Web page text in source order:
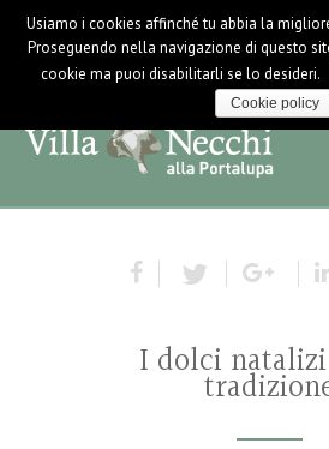
LOGIN / LOGOUT
I dolci
Usiamo i cookies affinché tu abbia la
Proseguendo nella navigazione di questo
cookie ma puoi disabilitarli se lo desideri.
Cookie policy